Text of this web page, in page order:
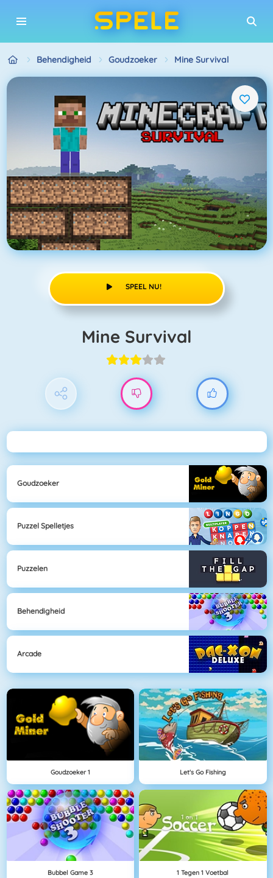
Behendigheid Goudzoeker Mine Survival
SPEEL NU!
Mine Survival
Goudzoeker
Puzzel Spelletjes
Puzzelen
Behendigheid
Arcade
Goudzoeker 1 Let's Go Fishing
Bubbel Game 3 1 Tegen 1 Voetbal